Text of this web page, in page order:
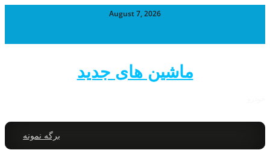
August 7, 2026
ماشین های جدید
برگه نمونه